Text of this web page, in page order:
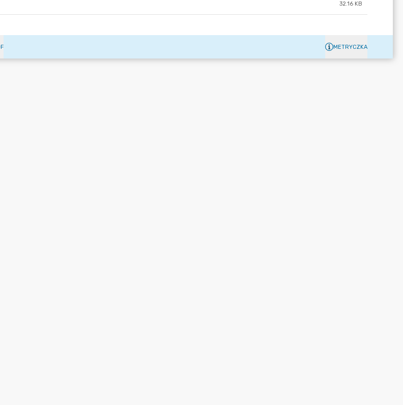
32.16 KB
METRYCZKA